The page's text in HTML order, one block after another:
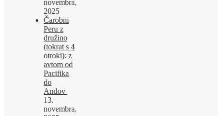
novembra,
2025
Čarobni
Peru z
družino
(tokrat s 4
otroki): z
avtom od
Pacifika
do
Andov
13.
novembra,